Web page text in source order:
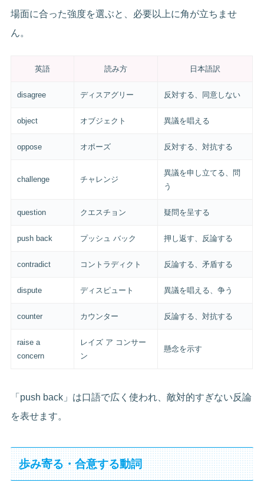
場面に合った強度を選ぶと、必要以上に角が立ちませ
ん。
英語 読み方 日本語訳
disagree ディスアグリー 反対する、同意しない
object オブジェクト 異議を唱える
oppose オポーズ 反対する、対抗する
challenge チャレンジ
異議を申し立てる、問
う
question クエスチョン 疑問を呈する
push back プッシュ バック 押し返す、反論する
contradict コントラディクト 反論する、矛盾する
dispute ディスピュート 異議を唱える、争う
counter カウンター 反論する、対抗する
raise a
concern
レイズ ア コンサー
ン
懸念を示す
「push back」は口語で広く使われ、敵対的すぎない反論
を表せます。
歩み寄る・合意する動詞